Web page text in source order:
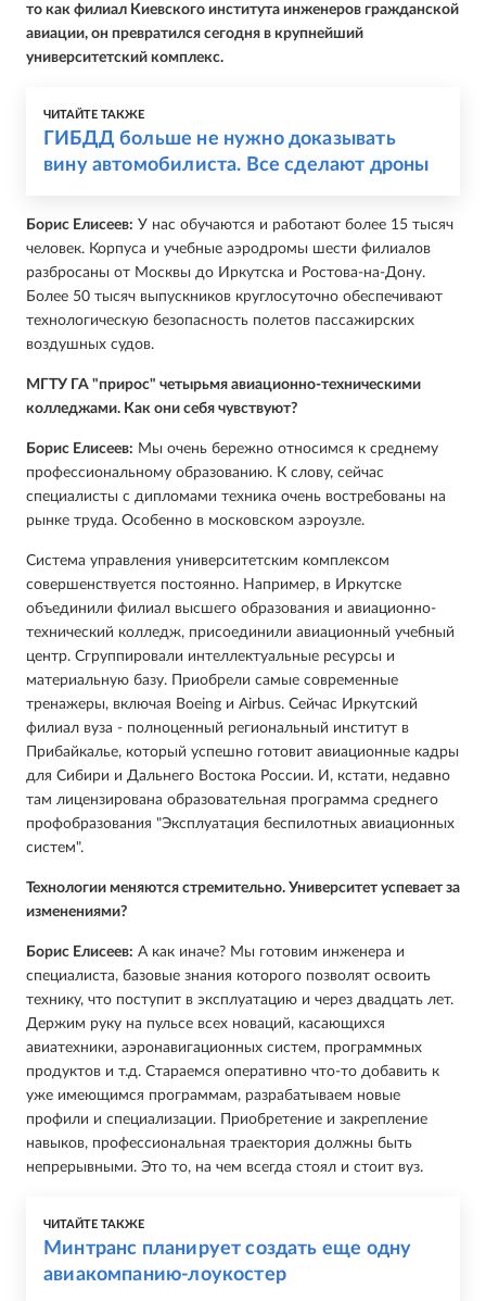
то как филиал Киевского института инженеров гражданской
авиации, он превратился сегодня в крупнейший
университетский комплекс.
ЧИТАЙТЕ ТАКЖЕ
ГИБДД больше не нужно доказывать
вину автомобилиста. Все сделают дроны
Борис Елисеев: У нас обучаются и работают более 15 тысяч
человек. Корпуса и учебные аэродромы шести филиалов
разбросаны от Москвы до Иркутска и Ростова-на-Дону.
Более 50 тысяч выпускников круглосуточно обеспечивают
технологическую безопасность полетов пассажирских
воздушных судов.
МГТУ ГА "прирос" четырьмя авиационно-техническими
колледжами. Как они себя чувствуют?
Борис Елисеев: Мы очень бережно относимся к среднему
профессиональному образованию. К слову, сейчас
специалисты с дипломами техника очень востребованы на
рынке труда. Особенно в московском аэроузле.
Система управления университетским комплексом
совершенствуется постоянно. Например, в Иркутске
объединили филиал высшего образования и авиационно-
технический колледж, присоединили авиационный учебный
центр. Сгруппировали интеллектуальные ресурсы и
материальную базу. Приобрели самые современные
тренажеры, включая Boeing и Airbus. Сейчас Иркутский
филиал вуза - полноценный региональный институт в
Прибайкалье, который успешно готовит авиационные кадры
для Сибири и Дальнего Востока России. И, кстати, недавно
там лицензирована образовательная программа среднего
профобразования "Эксплуатация беспилотных авиационных
систем".
Технологии меняются стремительно. Университет успевает за
изменениями?
Борис Елисеев: А как иначе? Мы готовим инженера и
специалиста, базовые знания которого позволят освоить
технику, что поступит в эксплуатацию и через двадцать лет.
Держим руку на пульсе всех новаций, касающихся
авиатехники, аэронавигационных систем, программных
продуктов и т.д. Стараемся оперативно что-то добавить к
уже имеющимся программам, разрабатываем новые
профили и специализации. Приобретение и закрепление
навыков, профессиональная траектория должны быть
непрерывными. Это то, на чем всегда стоял и стоит вуз.
ЧИТАЙТЕ ТАКЖЕ
Минтранс планирует создать еще одну
авиакомпанию-лоукостер